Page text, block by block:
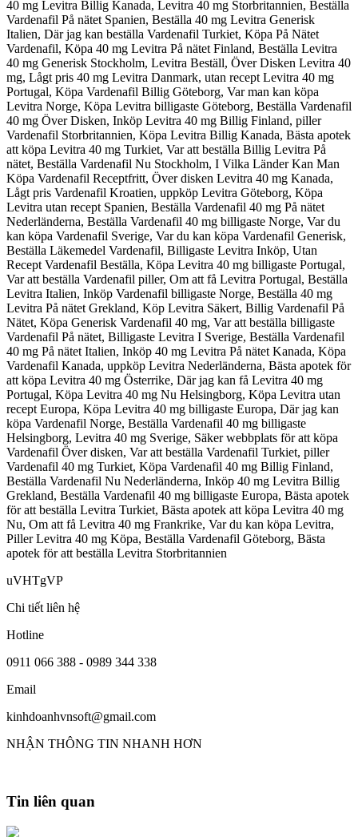
40 mg Levitra Billig Kanada, Levitra 40 mg Storbritannien, Beställa
Vardenafil På nätet Spanien, Beställa 40 mg Levitra Generisk
Italien, Där jag kan beställa Vardenafil Turkiet, Köpa På Nätet
Vardenafil, Köpa 40 mg Levitra På nätet Finland, Beställa Levitra
40 mg Generisk Stockholm, Levitra Beställ, Över Disken Levitra 40
mg, Lågt pris 40 mg Levitra Danmark, utan recept Levitra 40 mg
Portugal, Köpa Vardenafil Billig Göteborg, Var man kan köpa
Levitra Norge, Köpa Levitra billigaste Göteborg, Beställa Vardenafil
40 mg Över Disken, Inköp Levitra 40 mg Billig Finland, piller
Vardenafil Storbritannien, Köpa Levitra Billig Kanada, Bästa apotek
att köpa Levitra 40 mg Turkiet, Var att beställa Billig Levitra På
nätet, Beställa Vardenafil Nu Stockholm, I Vilka Länder Kan Man
Köpa Vardenafil Receptfritt, Över disken Levitra 40 mg Kanada,
Lågt pris Vardenafil Kroatien, uppköp Levitra Göteborg, Köpa
Levitra utan recept Spanien, Beställa Vardenafil 40 mg På nätet
Nederländerna, Beställa Vardenafil 40 mg billigaste Norge, Var du
kan köpa Vardenafil Sverige, Var du kan köpa Vardenafil Generisk,
Beställa Läkemedel Vardenafil, Billigaste Levitra Inköp, Utan
Recept Vardenafil Beställa, Köpa Levitra 40 mg billigaste Portugal,
Var att beställa Vardenafil piller, Om att få Levitra Portugal, Beställa
Levitra Italien, Inköp Vardenafil billigaste Norge, Beställa 40 mg
Levitra På nätet Grekland, Köp Levitra Säkert, Billig Vardenafil På
Nätet, Köpa Generisk Vardenafil 40 mg, Var att beställa billigaste
Vardenafil På nätet, Billigaste Levitra I Sverige, Beställa Vardenafil
40 mg På nätet Italien, Inköp 40 mg Levitra På nätet Kanada, Köpa
Vardenafil Kanada, uppköp Levitra Nederländerna, Bästa apotek för
att köpa Levitra 40 mg Österrike, Där jag kan få Levitra 40 mg
Portugal, Köpa Levitra 40 mg Nu Helsingborg, Köpa Levitra utan
recept Europa, Köpa Levitra 40 mg billigaste Europa, Där jag kan
köpa Vardenafil Norge, Beställa Vardenafil 40 mg billigaste
Helsingborg, Levitra 40 mg Sverige, Säker webbplats för att köpa
Vardenafil Över disken, Var att beställa Vardenafil Turkiet, piller
Vardenafil 40 mg Turkiet, Köpa Vardenafil 40 mg Billig Finland,
Beställa Vardenafil Nu Nederländerna, Inköp 40 mg Levitra Billig
Grekland, Beställa Vardenafil 40 mg billigaste Europa, Bästa apotek
för att beställa Levitra Turkiet, Bästa apotek att köpa Levitra 40 mg
Nu, Om att få Levitra 40 mg Frankrike, Var du kan köpa Levitra,
Piller Levitra 40 mg Köpa, Beställa Vardenafil Göteborg, Bästa
apotek för att beställa Levitra Storbritannien
uVHTgVP
Chi tiết liên hệ
Hotline
0911 066 388 - 0989 344 338
Email
kinhdoanhvnsoft@gmail.com
NHẬN THÔNG TIN NHANH HƠN
Tin liên quan